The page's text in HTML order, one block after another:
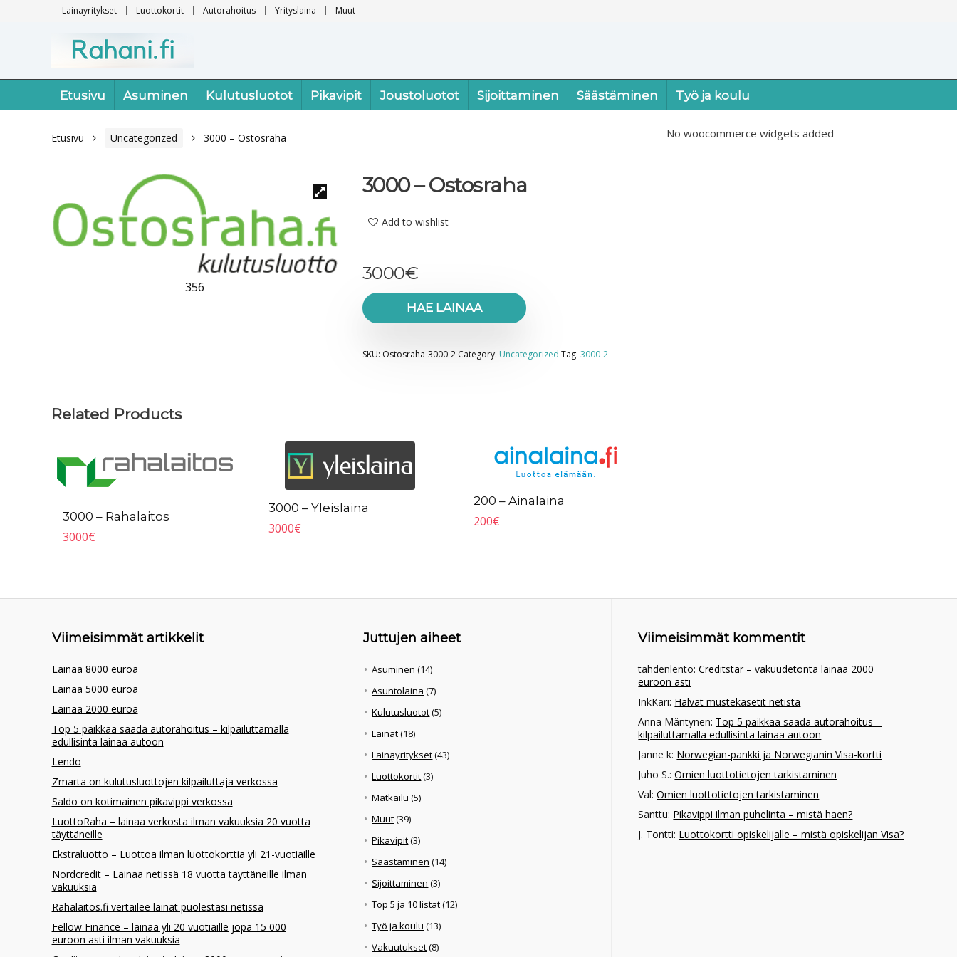
Lainayritykset Luottokortit Autorahoitus Yrityslaina Muut
Etusivu Asuminen Kulutusluotot Pikavipit Joustoluotot Sijoittaminen Säästäminen Työ ja koulu
Etusivu Uncategorized 3000 – Ostosraha
356
3000 – Ostosraha
Add to wishlist
3000€
HAE LAINAA
SKU: Ostosraha-3000-2 Category: Uncategorized Tag: 3000-2
Related Products
3000 – Rahalaitos
3000€
3000 – Yleislaina
3000€
200 – Ainalaina
200€
No woocommerce widgets added
Viimeisimmät artikkelit
Lainaa 8000 euroa
Lainaa 5000 euroa
Lainaa 2000 euroa
Top 5 paikkaa saada autorahoitus – kilpailuttamalla
edullisinta lainaa autoon
Lendo
Zmarta on kulutusluottojen kilpailuttaja verkossa
Saldo on kotimainen pikavippi verkossa
LuottoRaha – lainaa verkosta ilman vakuuksia 20 vuotta
täyttäneille
Ekstraluotto – Luottoa ilman luottokorttia yli 21-vuotiaille
Nordcredit – Lainaa netissä 18 vuotta täyttäneille ilman
vakuuksia
Rahalaitos.fi vertailee lainat puolestasi netissä
Fellow Finance – lainaa yli 20 vuotiaille jopa 15 000
euroon asti ilman vakuuksia
Juttujen aiheet
Asuminen (14)
Asuntolaina (7)
Kulutusluotot(5)
Lainat(18)
Lainayritykset(43)
Luottokortit(3)
Matkailu (5)
Muut(39)
Pikavipit(3)
Säästäminen (14)
Sijoittaminen (3)
Top 5 ja 10 listat(12)
Työ ja koulu (13)
Vakuutukset(8)
Viimeisimmät kommentit
tähdenlento:Creditstar – vakuudetonta lainaa 2000
euroon asti
InkKari: Halvat mustekasetit netistä
Anna Mäntynen: Top 5 paikkaa saada autorahoitus –
kilpailuttamalla edullisinta lainaa autoon
Janne k: Norwegian-pankki ja Norwegianin Visa-kortti
Juho S.:Omien luottotietojen tarkistaminen
Val:Omien luottotietojen tarkistaminen
Santtu: Pikavippi ilman puhelinta – mistä haen?
J. Tontti: Luottokortti opiskelijalle – mistä opiskelijan Visa?